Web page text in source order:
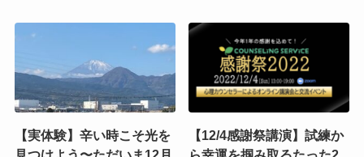
【実体験】辛い時こそ光を
【12/4感謝祭講演】試練か